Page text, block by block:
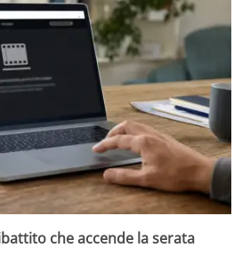
che accende la serata